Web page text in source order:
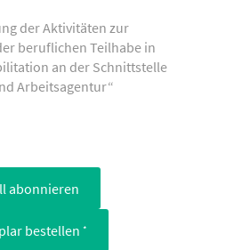
der Aktivitäten zur
beruflichen Teilhabe in
an der Schnittstelle
Arbeitsagentur“
abonnieren
bestellen*